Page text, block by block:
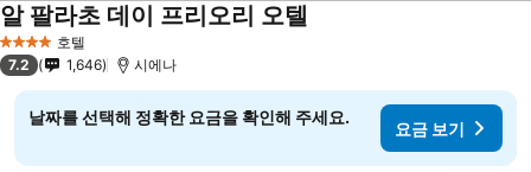
4 성급 호텔
알 팔라초 데이 프리오리 오텔
7.2 1,646 시에나
날짜를 선택해 정확한 요금을 확인해 주세요.
요금 보기